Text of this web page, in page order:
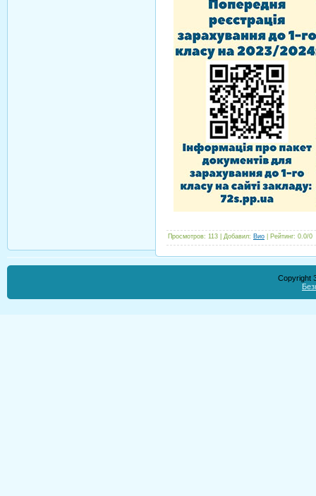
Просмотров: 113 Добавил: Вио Рейтинг: 0.0/0
Copyright